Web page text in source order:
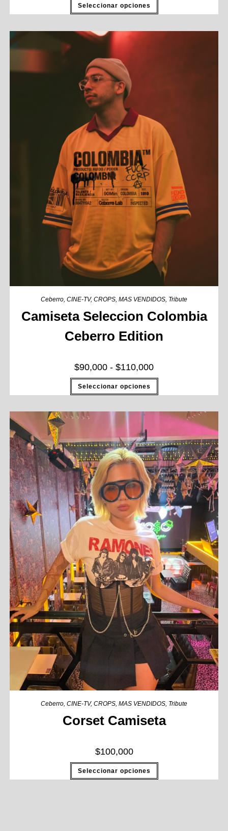
Seleccionar opciones
Ceberro CINE-TV, CROPS MAS VENDIDOS Tribute
Camiseta Seleccion Colombia
Ceberro Edition
$90,000 - $110,000
Seleccionar opciones
Ceberro, CINE-TV, CROPS, MAS VENDIDOS, Tribute
Corset Camiseta
$100,000
Seleccionar opciones